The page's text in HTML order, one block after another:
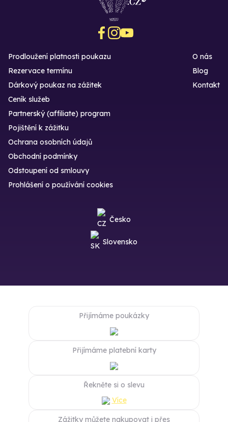
Prodloužení platnosti poukazu
Rezervace termínu
Dárkový poukaz na zážitek
O nás
Blog
Kontakt
Ceník služeb
Partnerský (affiliate) program
Pojištění k zážitku
Ochrana osobních údajů
Obchodní podmínky
Odstoupení od smlouvy
Prohlášení o používání cookies
Česko
Slovensko
Přijímáme poukázky
Přijímáme platební karty
Řekněte si o slevu
Více
Zážitky můžete nakupovat i přes